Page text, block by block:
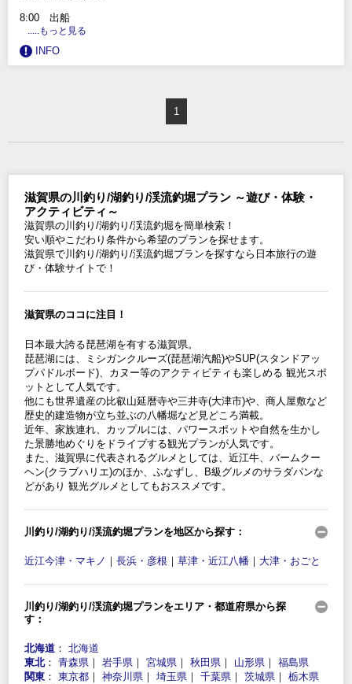
8:00 出船
.....もっと見る
INFO
1
滋賀県の川釣り/湖釣り/渓流釣堀プラン ～遊び・体験・
アクティビティ～
滋賀県の川釣り/湖釣り/渓流釣堀を簡単検索！
安い順やこだわり条件から希望のプランを探せます。
滋賀県で川釣り/湖釣り/渓流釣堀プランを探すなら日本旅行の遊
び・体験サイトで！
滋賀県のココに注目！
日本最大誇る琵琶湖を有する滋賀県。
琵琶湖には、ミシガンクルーズ(琵琶湖汽船)やSUP(スタンドアッ
プパドルボード)、カヌー等のアクティビティも楽しめる 観光スポ
ットとして人気です。
他にも世界遺産の比叡山延暦寺や三井寺(大津市)や、商人屋敷など
歴史的建造物が立ち並ぶの八幡堀など見どころ満載。
近年、家族連れ、カップルには、パワースポットや自然を生かし
た景勝地めぐりをドライブする観光プランが人気です。
また、滋賀県に代表されるグルメとしては、近江牛、バームクー
ヘン(クラブハリエ)のほか、ふなずし、B級グルメのサラダパンな
どがあり 観光グルメとしてもおススメです。
川釣り/湖釣り/渓流釣堀プランを地区から探す：
近江今津・マキノ ｜ 長浜・彦根 ｜ 草津・近江八幡 ｜ 大津・おごと
川釣り/湖釣り/渓流釣堀プランをエリア・都道府県から探
す：
北海道 ： 北海道
東北： 青森県 ｜ 岩手県 ｜ 宮城県 ｜ 秋田県 ｜ 山形県 ｜ 福島県
関東 ： 東京都 ｜ 神奈川県 ｜ 埼玉県 ｜ 千葉県 ｜ 茨城県 ｜ 栃木県